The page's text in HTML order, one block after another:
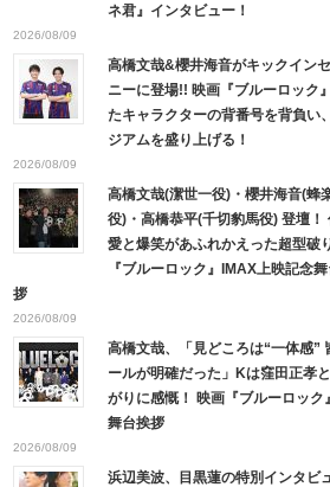
ネ君』インタビュー！
2026/08/09
高橋文哉&櫻井海音がキックイン
ニーに登場!! 映画『ブルーロック
たキャラクターの背番号を背負い
ジアムを盛り上げる！
2026/08/09
高橋文哉(潔世一役)・櫻井海音(蜂
役)・高橋恭平(千切豹馬役) 登壇！
愛と爆笑があふれかえった超型破
『ブルーロック』IMAX上映記念
拶
2026/08/09
高橋文哉、「見どころは“一体感”
ールが明確だった」Kは窪田正孝
がりに感慨！ 映画『ブルーロック
舞台挨拶
2026/08/09
浜辺美波、目黒蓮の特別インタビ